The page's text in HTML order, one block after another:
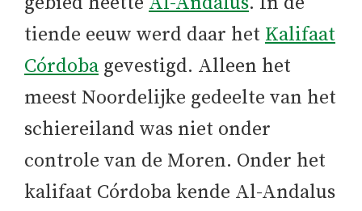
tiende eeuw werd daar het Kalifaat
Córdoba gevestigd. Alleen het
meest Noordelijke gedeelte van het
schiereiland was niet onder
controle van de Moren. Onder het
kalifaat Córdoba kende Al-Andalus